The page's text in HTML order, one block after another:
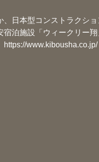
、日本型コンストラクシ
宿泊施設「ウィークリー
https://www.kibousha.co.jp/